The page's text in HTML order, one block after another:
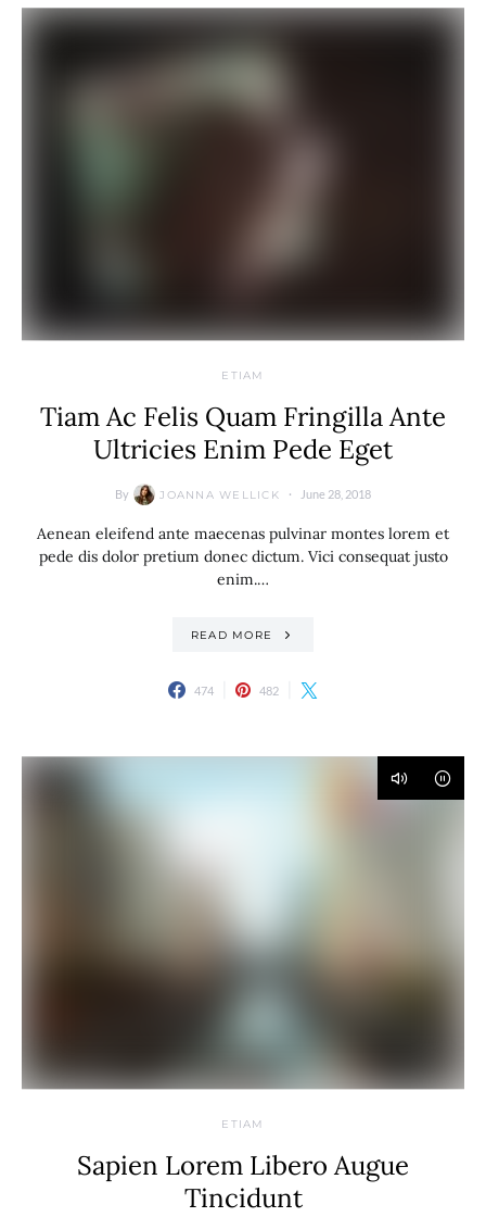
ETIAM
Tiam Ac Felis Quam Fringilla Ante
Ultricies Enim Pede Eget
By JOANNA WELLICK June 28, 2018
Aenean eleifend ante maecenas pulvinar montes lorem et
pede dis dolor pretium donec dictum. Vici consequat justo
enim.…
READ MORE
474 482
ETIAM
Sapien Lorem Libero Augue
Tincidunt